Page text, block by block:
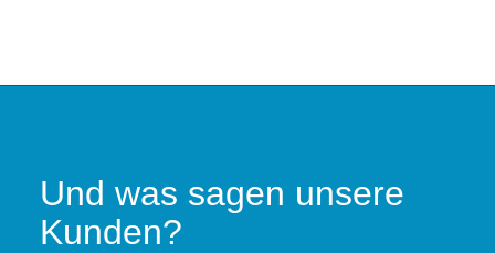
Und was sagen unsere
Kunden?